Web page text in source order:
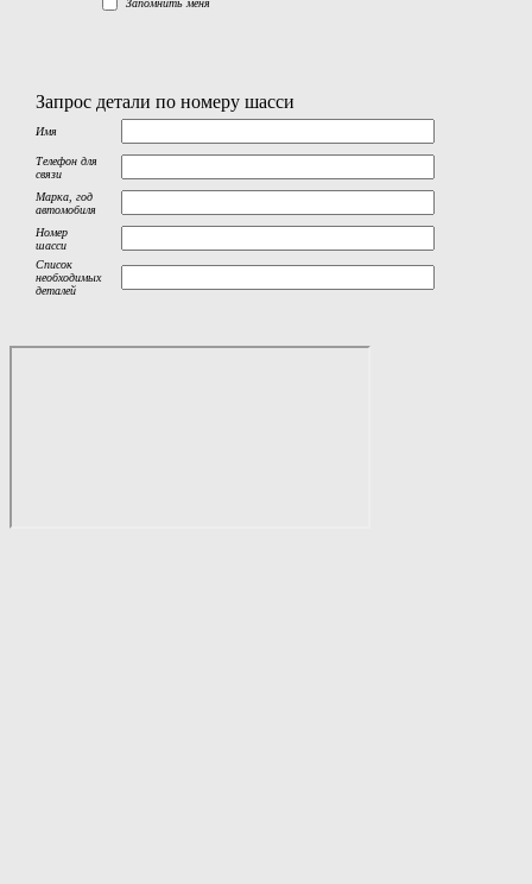
Запомнить меня
Запрос детали по номеру шасси
Имя
Телефон для
связи
Марка, год
автомобиля
Номер
шасси
Список
необходимых
деталей